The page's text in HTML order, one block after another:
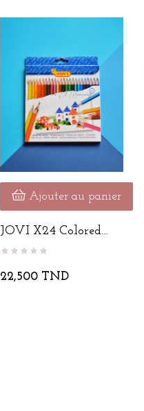
Ajouter au panier
JOVI X24 Colored
Pencils
22,500 TND